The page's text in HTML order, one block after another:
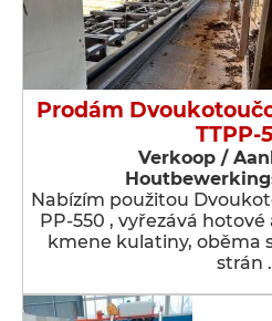
Prodám
TTPP-
Verkoop /
Nabízím použitou
PP-550 , vyřezává
kmene kulatiny, oběma
strán